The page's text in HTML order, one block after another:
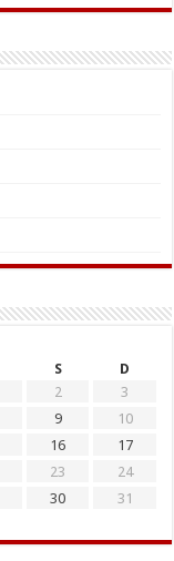
S
D
2
3
9
10
16
17
23
24
30
31